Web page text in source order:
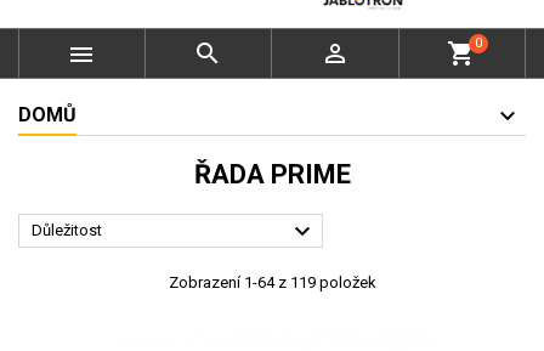
   shopping_cart0
DOMŮ
ŘADA PRIME
Důležitost 
Zobrazení 1-64 z 119 položek